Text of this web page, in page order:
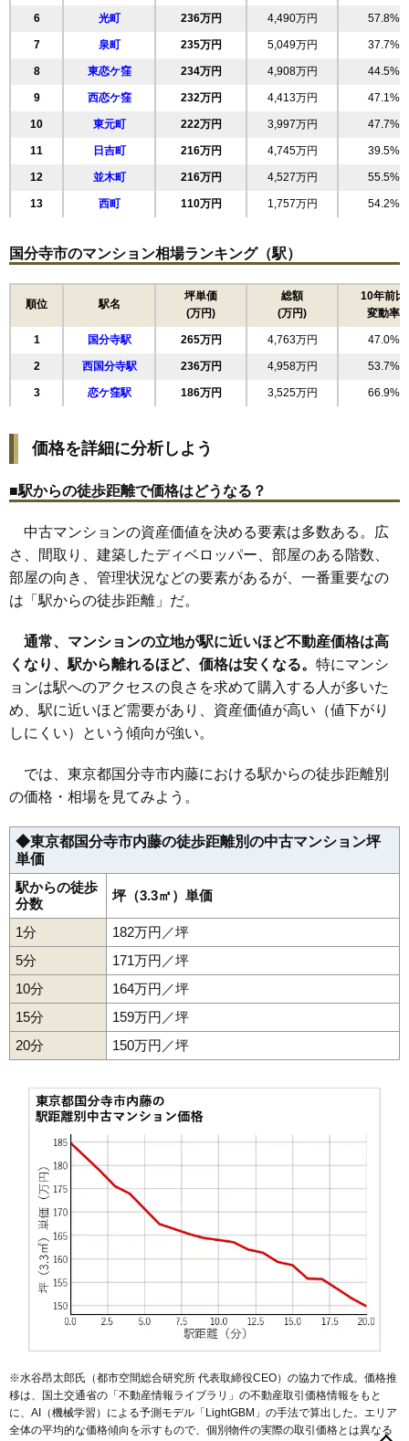
6 光町 236万円 4,490万円 57.8%
7 泉町 235万円 5,049万円 37.7%
8 東恋ケ窪 234万円 4,908万円 44.5%
9 西恋ケ窪 232万円 4,413万円 47.1%
10 東元町 222万円 3,997万円 47.7%
11 日吉町 216万円 4,745万円 39.5%
12 並木町 216万円 4,527万円 55.5%
13 西町 110万円 1,757万円 54.2%
国分寺市のマンション相場ランキング（駅）
順位 駅名
坪単価
(万円)
総額
(万円)
10年前比
変動率
1 国分寺駅 265万円 4,763万円 47.0%
2 西国分寺駅 236万円 4,958万円 53.7%
3 恋ケ窪駅 186万円 3,525万円 66.9%
価格を詳細に分析しよう
■駅からの徒歩距離で価格はどうなる？
中古マンションの資産価値を決める要素は多数ある。広
さ、間取り、建築したディベロッパー、部屋のある階数、
部屋の向き、管理状況などの要素があるが、一番重要なの
は「駅からの徒歩距離」だ。
通常、マンションの立地が駅に近いほど不動産価格は高
くなり、駅から離れるほど、価格は安くなる。 特にマンシ
ョンは駅へのアクセスの良さを求めて購入する人が多いた
め、駅に近いほど需要があり、資産価値が高い（値下がり
しにくい）という傾向が強い。
では、東京都国分寺市内藤における駅からの徒歩距離別
の価格・相場を見てみよう。
◆東京都国分寺市内藤の徒歩距離別の中古マンション坪
単価
駅からの徒歩
分数
坪（3.3㎡）単価
1分
182万円／坪
5分
171万円／坪
10分
164万円／坪
15分
159万円／坪
20分
150万円／坪
※水谷昂太郎氏（都市空間総合研究所 代表取締役CEO）の協力で作成。価格推
移は、国土交通省の「不動産情報ライブラリ 」の不動産取引価格情報をもと
に、AI（機械学習）による予測モデル「LightGBM」の手法で算出した。エリア
全体の平均的な価格傾向を示すもので、個別物件の実際の取引価格とは異なる